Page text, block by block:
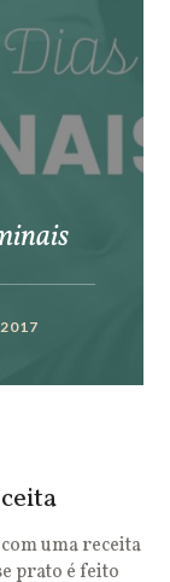
uma receita
prato é feito